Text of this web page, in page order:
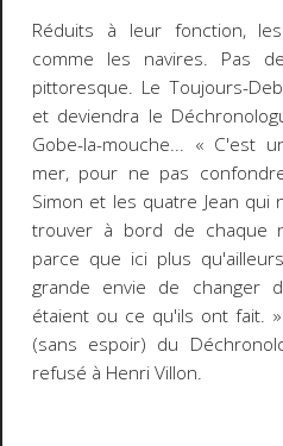
Réduits à leur fonction,
comme les navires. Pas
pittoresque. Le Toujours-
et deviendra le
Gobe-la-mouche... « C'est
mer, pour ne pas
Simon et les quatre Jean qui
trouver à bord de chaque
parce que ici plus
grande envie de changer
étaient ou ce qu'ils ont fait.
(sans espoir) du
refusé à Henri Villon.